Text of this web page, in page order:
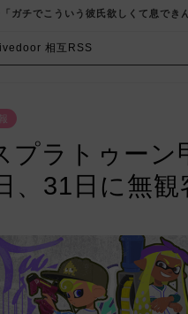
「ガチでこういう彼氏欲しくて息でき
相互RSS
プラトゥー
、31日に無観